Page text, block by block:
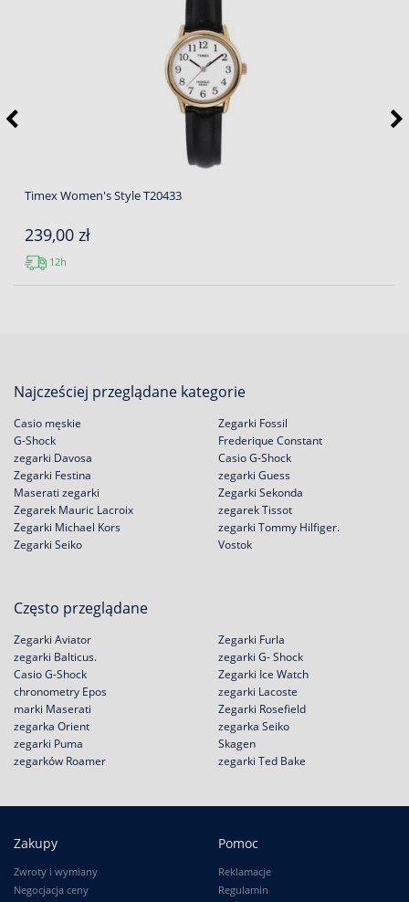
Timex Women's Style T20433
239,00 zł
12h
Najcześciej przeglądane kategorie
Casio męskie
G-Shock
zegarki Davosa
Zegarki Festina
Zegarki Fossil
Frederique Constant
Casio G-Shock
zegarki Guess
Maserati zegarki
Zegarek Mauric Lacroix
Zegarki Michael Kors
Zegarki Seiko
Zegarki Sekonda
zegarek Tissot
zegarki Tommy Hilfiger.
Vostok
Często przeglądane
Zegarki Aviator
zegarki Balticus.
Casio G-Shock
chronometry Epos
Zegarki Furla
zegarki G- Shock
Zegarki Ice Watch
zegarki Lacoste
marki Maserati
zegarka Orient
zegarki Puma
zegarków Roamer
Zegarki Rosefield
zegarka Seiko
Skagen
zegarki Ted Bake
Zakupy
Zwroty i wymiany
Negocjacja ceny
Pomoc
Reklamacje
Regulamin